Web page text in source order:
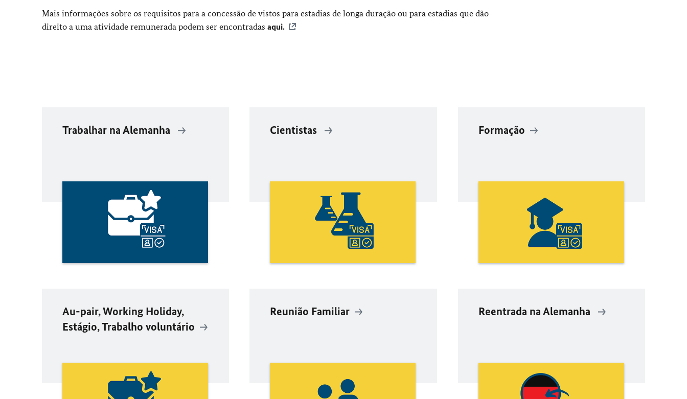
Mais informações sobre os requisitos para a concessão de vistos para estadias de longa duração ou para estadias que dão
direito a uma atividade remunerada podem ser encontradas aqui.
Trabalhar na Alemanha Cientistas Formação
Au-pair, Working Holiday,
Estágio, Trabalho voluntário
Reunião Familiar Reentrada na Alemanha